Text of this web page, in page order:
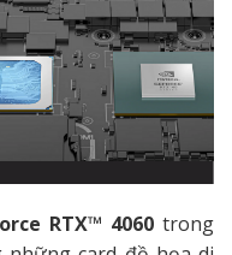
RTX™ 4060 trong